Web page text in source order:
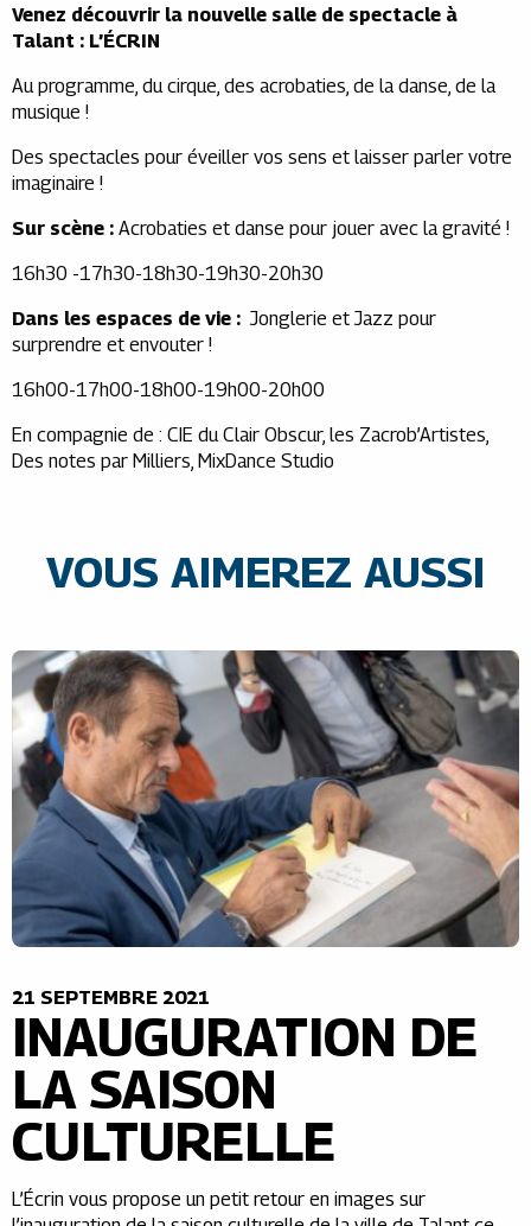
Venez découvrir la nouvelle salle de spectacle à
Talant : L’ÉCRIN
Au programme, du cirque, des acrobaties, de la danse, de la
musique !
Des spectacles pour éveiller vos sens et laisser parler votre
imaginaire !
Sur scène : Acrobaties et danse pour jouer avec la gravité !
16h30 -17h30-18h30-19h30-20h30
Dans les espaces de vie : Jonglerie et Jazz pour
surprendre et envouter !
16h00-17h00-18h00-19h00-20h00
En compagnie de : CIE du Clair Obscur, les Zacrob’Artistes,
Des notes par Milliers, MixDance Studio
VOUS AIMEREZ AUSSI
21 SEPTEMBRE 2021
INAUGURATION DE
LA SAISON
CULTURELLE
L’Écrin vous propose un petit retour en images sur